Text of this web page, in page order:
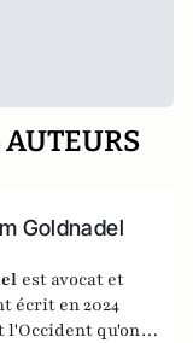
AUTEURS
Goldnadel
est avocat et
écrit en 2024
l'Occident qu'on